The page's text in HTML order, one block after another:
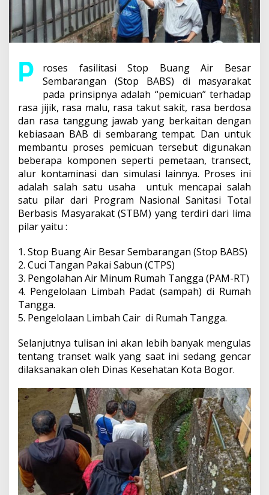
roses fasilitasi Stop Buang Air Besar
Sembarangan (Stop BABS) di masyarakat
pada prinsipnya adalah “pemicuan” terhadap
rasa jijik, rasa malu, rasa takut sakit, rasa berdosa
dan rasa tanggung jawab yang berkaitan dengan
kebiasaan BAB di sembarang tempat. Dan untuk
membantu proses pemicuan tersebut digunakan
beberapa komponen seperti pemetaan, transect,
alur kontaminasi dan simulasi lainnya. Proses ini
adalah salah satu usaha untuk mencapai salah
satu pilar dari Program Nasional Sanitasi Total
Berbasis Masyarakat (STBM) yang terdiri dari lima
pilar yaitu :
1. Stop Buang Air Besar Sembarangan (Stop BABS)
2. Cuci Tangan Pakai Sabun (CTPS)
3. Pengolahan Air Minum Rumah Tangga (PAM-RT)
4. Pengelolaan Limbah Padat (sampah) di Rumah
Tangga.
5. Pengelolaan Limbah Cair di Rumah Tangga.
Selanjutnya tulisan ini akan lebih banyak mengulas
tentang transet walk yang saat ini sedang gencar
dilaksanakan oleh Dinas Kesehatan Kota Bogor.